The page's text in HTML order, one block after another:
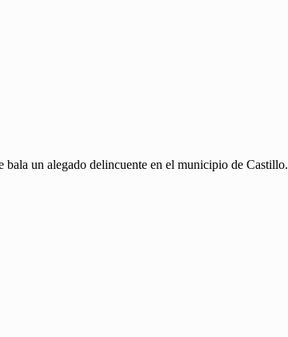
un alegado delincuente en el municipio de Castillo.